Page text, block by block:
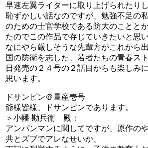
早速左翼ライターに取り上げられたり
恥ずかしい話なのですが、勉強不足の
のための士官学校である防大のことと
たのでこの作品で存じていきたいと思い
なにやら厳しそうな先輩方がこれから
国の防衛を志した、若者たちの青春ス
日発売の２４号の２話目からも楽しみ
思います。
ドサンピン＠量産壱号
爺様皆様、ドサンピンであります。
＞小幡 勘兵衛 殿：
アンパンマンに関してですが、原作の
共とズブでアレなせいか、